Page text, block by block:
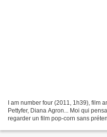
I am number four (2011, 1h39), film
Pettyfer, Diana Agron... Moi qui
regarder un film pop-corn sans